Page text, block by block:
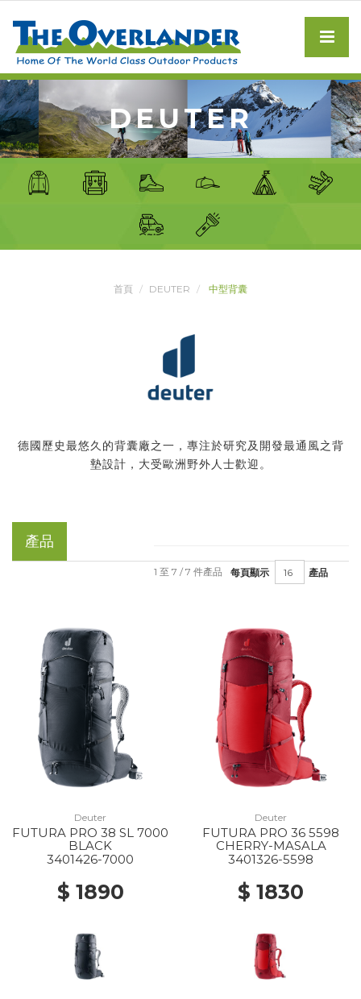
DEUTER
首頁 DEUTER 中型背囊
德國歷史最悠久的背囊廠之一，專注於研究及開發最通風之背
墊設計，大受歐洲野外人士歡迎。
產品
每頁顯示 產品
1 至 7 / 7 件產品
Deuter
FUTURA PRO 38 SL 7000
BLACK
3401426-7000
$ 1890
Deuter
FUTURA PRO 36 5598
CHERRY-MASALA
3401326-5598
$ 1830